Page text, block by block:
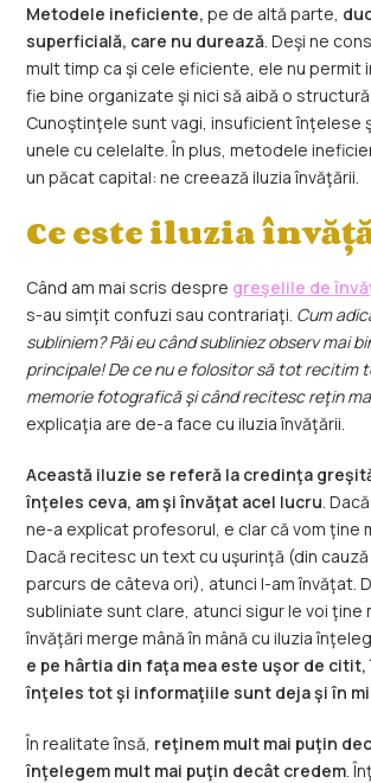
Metodele ineficiente, pe de altă parte,
superficială, care nu durează. Deşi ne
mult timp ca şi cele eficiente, ele nu permit
fie bine organizate şi nici să aibă o
Cunoştinţele sunt vagi, insuficient înţelese
unele cu celelalte. În plus, metodele
un păcat capital: ne creează iluzia învăţării.
Ce este iluzia
Când am mai scris despre greşelile de
s-au simţit confuzi sau contrariaţi. Cum
subliniem? Păi eu când subliniez observ mai
principale! De ce nu e folositor să tot recitim
memorie fotografică şi când recitesc reţin
explicaţia are de-a face cu iluzia învăţării.
Această iluzie se referă la credinţa
înţeles ceva, am şi învăţat acel lucru.
ne-a explicat profesorul, e clar că vom ţine
Dacă recitesc un text cu uşurinţă (din cauză
parcurs de câteva ori), atunci l-am învăţat.
subliniate sunt clare, atunci sigur le voi ţine
învăţări merge mână în mână cu iluzia
e pe hârtia din faţa mea este uşor de citit,
înţeles tot şi informaţiile sunt deja şi în
În realitate însă, reţinem mult mai puţin
înţelegem mult mai puţin decât credem.